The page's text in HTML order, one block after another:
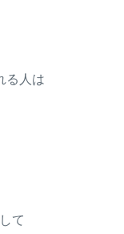
る人は
て